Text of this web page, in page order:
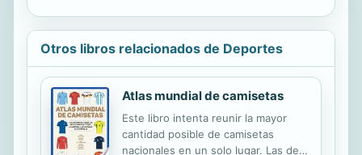
Otros libros relacionados de Deportes
Atlas mundial de camisetas
Este libro intenta reunir la mayor
cantidad posible de camisetas
nacionales en un solo lugar. Las de